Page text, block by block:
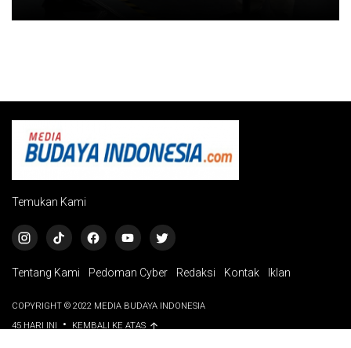
Temukan Kami
Tentang Kami Pedoman Cyber Redaksi Kontak Iklan
COPYRIGHT © 2022 MEDIA BUDAYA INDONESIA
45 HARI INI
• KEMBALI KE ATAS